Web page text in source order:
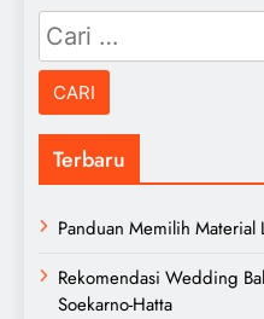
Cari
untuk:
Terbaru
Panduan Memilih Material
Rekomendasi Wedding
Soekarno-Hatta